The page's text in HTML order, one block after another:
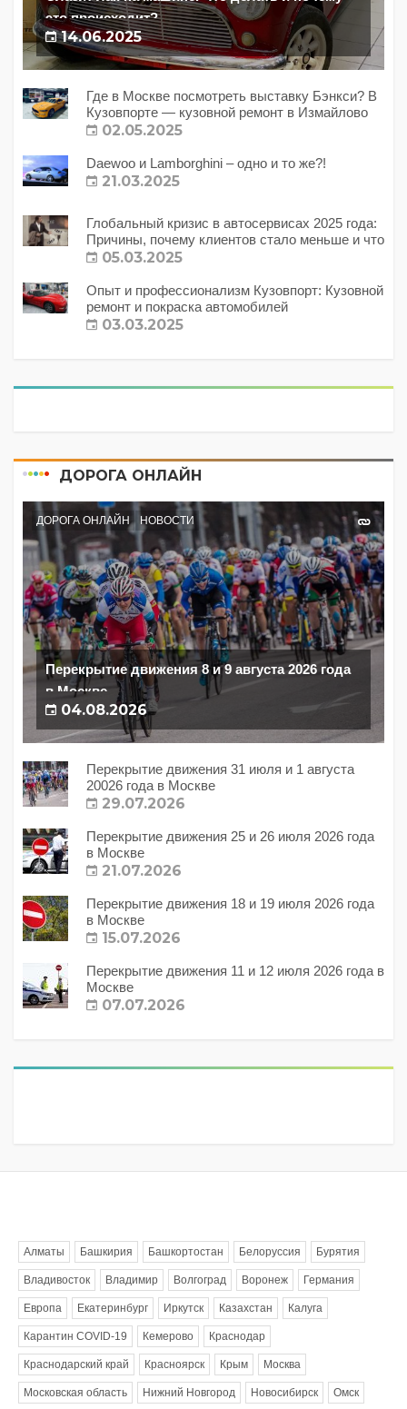
это происходит?
14.06.2025
Где в Москве посмотреть выставку Бэнкси? В
Кузовпорте — кузовной ремонт в Измайлово
02.05.2025
Daewoo и Lamborghini – одно и то же?!
21.03.2025
Глобальный кризис в автосервисах 2025 года:
Причины, почему клиентов стало меньше и что
с этим делать?
05.03.2025
Опыт и профессионализм Кузовпорт: Кузовной
ремонт и покраска автомобилей
03.03.2025
ДОРОГА ОНЛАЙН
ДОРОГА ОНЛАЙН НОВОСТИ
Перекрытие движения 8 и 9 августа 2026 года
в Москве
04.08.2026
Перекрытие движения 31 июля и 1 августа
20026 года в Москве
29.07.2026
Перекрытие движения 25 и 26 июля 2026 года
в Москве
21.07.2026
Перекрытие движения 18 и 19 июля 2026 года
в Москве
15.07.2026
Перекрытие движения 11 и 12 июля 2026 года в
Москве
07.07.2026
Алматы Башкирия Башкортостан Белоруссия Бурятия
Владивосток Владимир Волгоград Воронеж Германия
Европа Екатеринбург Иркутск Казахстан Калуга
Карантин COVID-19 Кемерово Краснодар
Краснодарский край Красноярск Крым Москва
Московская область Нижний Новгород Новосибирск Омск